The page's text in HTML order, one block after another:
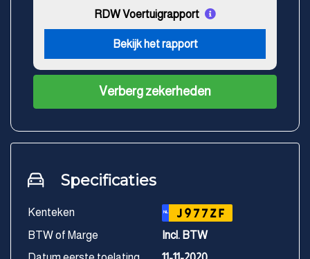
RDW Voertuigrapport
Bekijk het rapport
Verberg zekerheden
Specificaties
Kenteken NL J977ZF
BTW of Marge
Incl. BTW